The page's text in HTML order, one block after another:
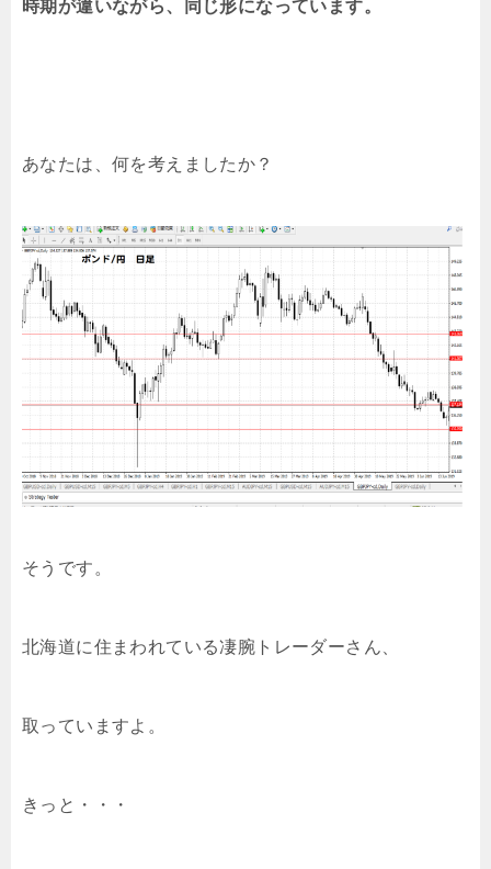
時期が違いながら、同じ形になっています。
あなたは、何を考えましたか？
そうです。
北海道に住まわれている凄腕トレーダーさん、
取っていますよ。
きっと・・・